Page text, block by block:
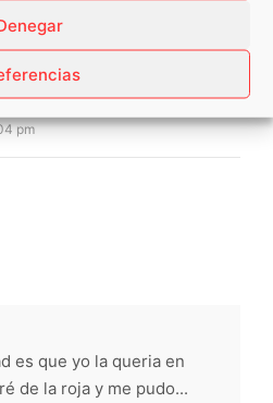
pm
es que yo la queria en
de la roja y me pudo...